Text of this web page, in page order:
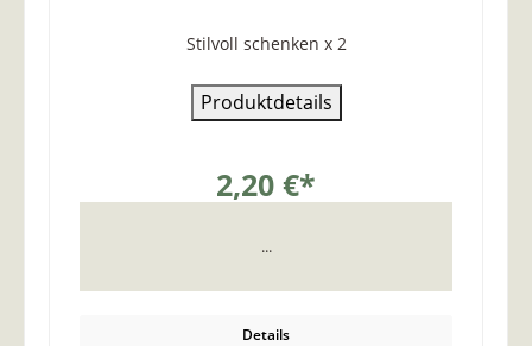
Stilvoll schenken x 2
Produktdetails
2,20 €*
...
Details